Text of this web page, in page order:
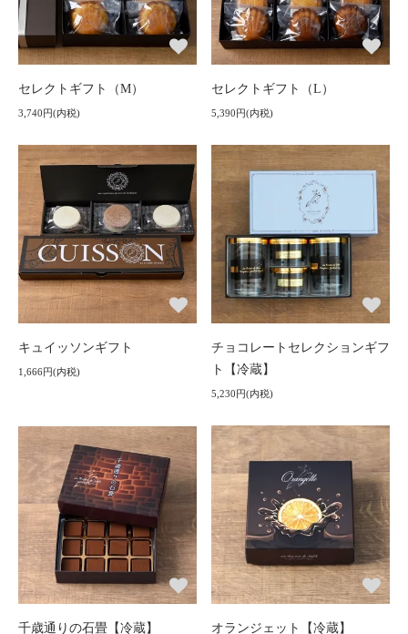
セレクトギフト（M）
3,740円(内税)
セレクトギフト（L）
5,390円(内税)
キュイッソンギフト
1,666円(内税)
チョコレートセレクションギフ
ト【冷蔵】
5,230円(内税)
千歳通りの石畳【冷蔵】 オランジェット【冷蔵】